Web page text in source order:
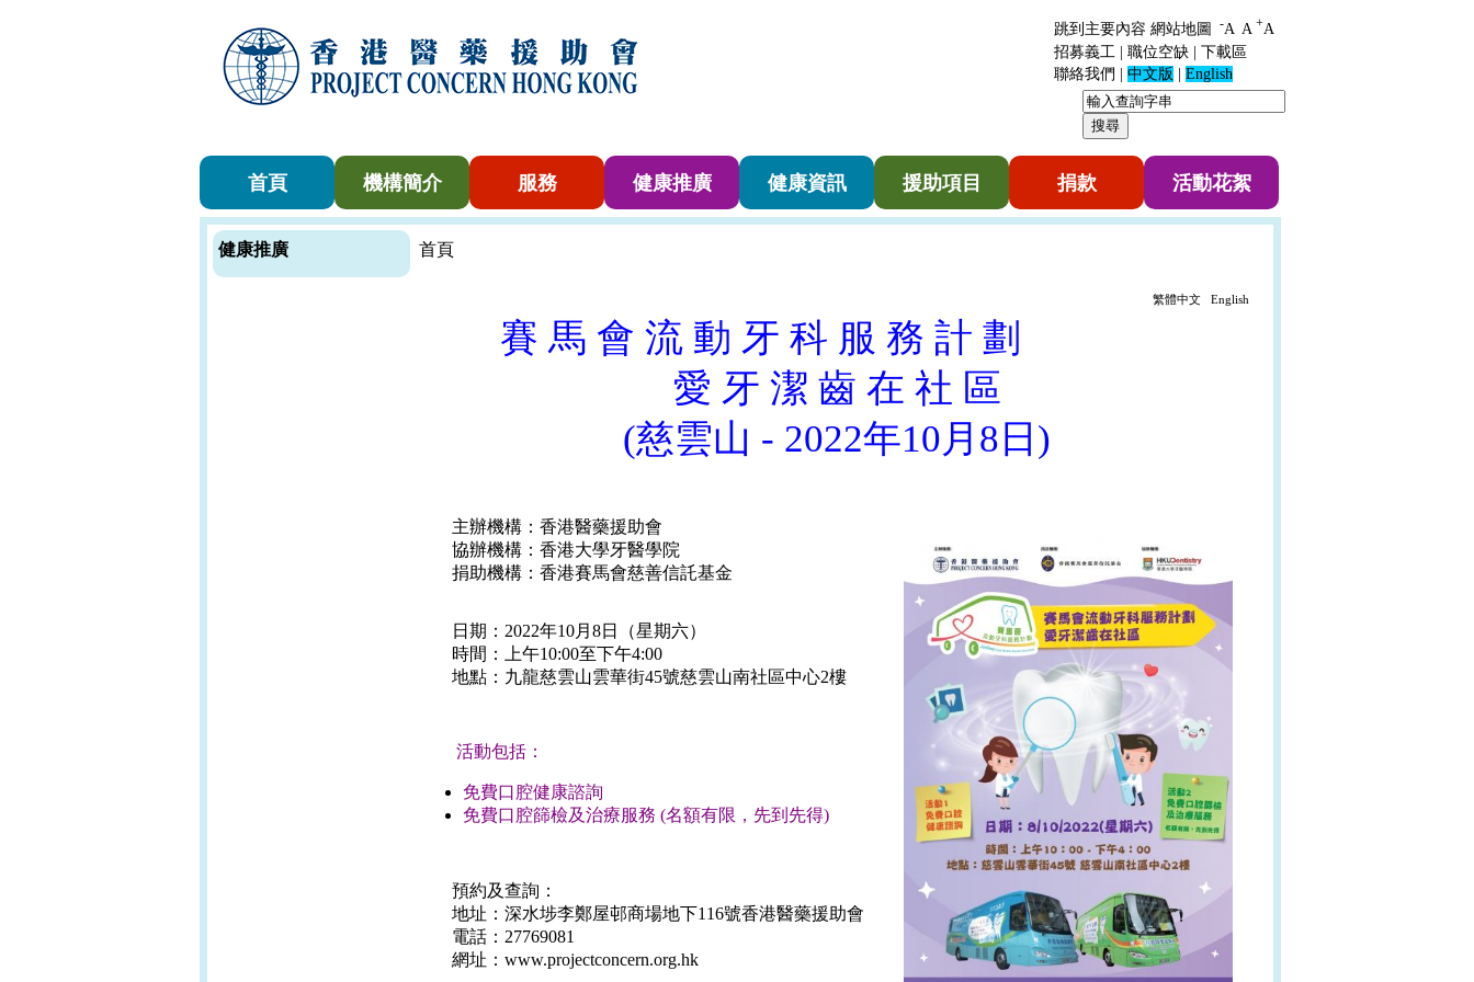
跳到主要內容 網站地圖 -A A +A
招募義工 | 職位空缺 | 下載區
聯絡我們
中文版 English
首頁 機構簡介 服務 健康推廣 健康資訊 援助項目 捐款 活動花絮
健康推廣 首頁
繁體中文 English
賽 馬 會 流 動 牙 科 服 務 計 劃
愛 牙 潔 齒 在 社 區
(慈雲山 - 2022年10月8日)
主辦機構：香港醫藥援助會
協辦機構：香港大學牙醫學院
捐助機構：香港賽馬會慈善信託基金
日期：2022年10月8日（星期六）
時間：上午10:00至下午4:00
地點： 九龍慈雲山雲華街45號慈雲山南社區中心2樓
活動包括：
免費口腔健康諮詢
免費口腔篩檢及治療服務 (名額有限，先到先得)
預約及查詢：
地址：深水埗李鄭屋邨商場地下116號香港醫藥援助會
電話：27769081
網址：www.projectconcern.org.hk